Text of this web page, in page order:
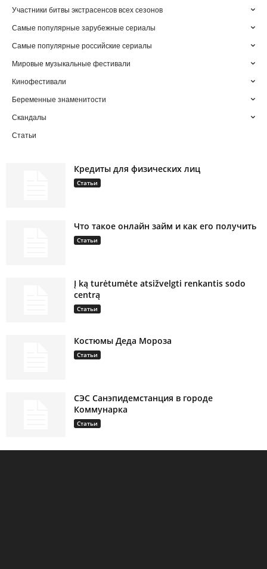
Участники битвы экстрасенсов всех сезонов
Самые популярные зарубежные сериалы
Самые популярные российские сериалы
Мировые музыкальные фестивали
Кинофестивали
Беременные знаменитости
Скандалы
Статьи
Кредиты для физических лиц
Статьи
Что такое онлайн займ и как его получить
Статьи
Į ką turėtumėte atsižvelgti renkantis sodo
centrą
Статьи
Костюмы Деда Мороза
Статьи
СЭС Санэпидемстанция в городе
Коммунарка
Статьи